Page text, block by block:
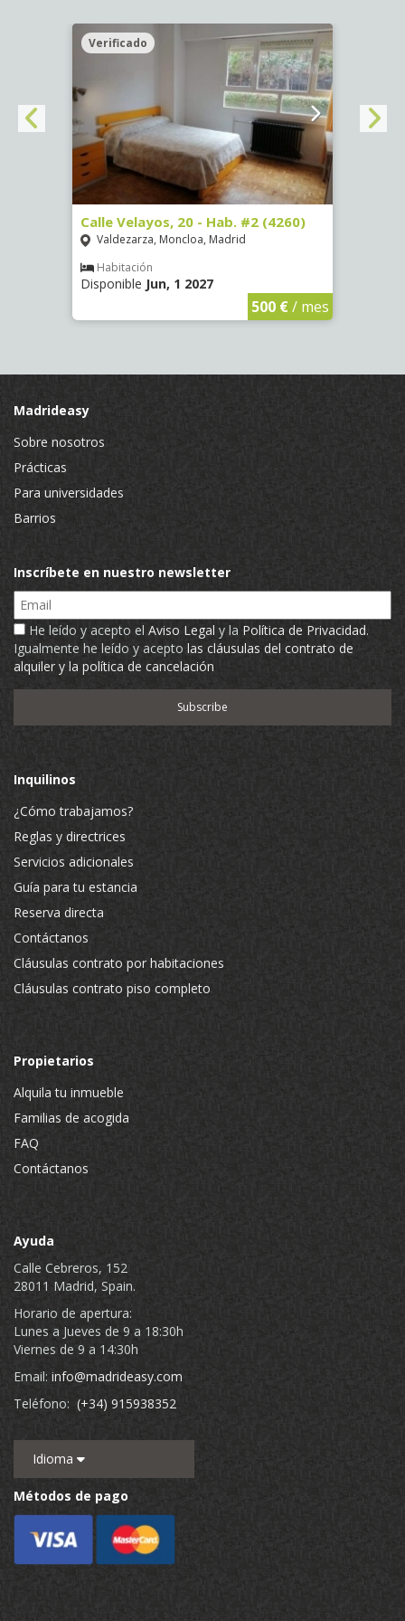
Verificado
Calle Velayos, 20 - Hab. #2 (4260)
Valdezarza, Moncloa, Madrid
Habitación
Disponible Jun, 1 2027
500 €/ mes
Madrideasy
Sobre nosotros
Prácticas
Para universidades
Barrios
Inscríbete en nuestro newsletter
Email
He leído y acepto el Aviso Legal y la Política de Privacidad.
Igualmente he leído y acepto las cláusulas del contrato de
alquiler y la política de cancelación
Inquilinos
¿Cómo trabajamos?
Reglas y directrices
Servicios adicionales
Guía para tu estancia
Reserva directa
Contáctanos
Cláusulas contrato por habitaciones
Cláusulas contrato piso completo
Propietarios
Alquila tu inmueble
Familias de acogida
FAQ
Contáctanos
Ayuda
Calle Cebreros, 152
28011 Madrid, Spain.
Horario de apertura:
Lunes a Jueves de 9 a 18:30h
Viernes de 9 a 14:30h
Email: info@madrideasy.com
Teléfono: (+34) 915938352
Idioma
Métodos de pago